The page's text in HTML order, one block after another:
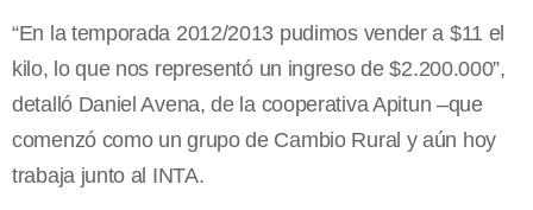
“En la temporada 2012/2013 pudimos vender a $11 el
kilo, lo que nos representó un ingreso de $2.200.000”,
detalló Daniel Avena, de la cooperativa Apitun –que
comenzó como un grupo de Cambio Rural y aún hoy
trabaja junto al INTA.